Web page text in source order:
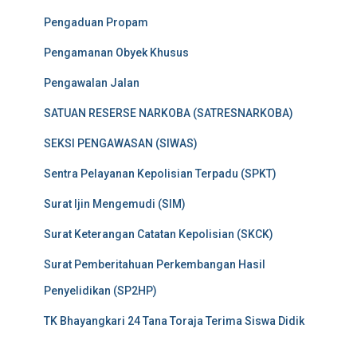
Pengaduan Propam
Pengamanan Obyek Khusus
Pengawalan Jalan
SATUAN RESERSE NARKOBA (SATRESNARKOBA)
SEKSI PENGAWASAN (SIWAS)
Sentra Pelayanan Kepolisian Terpadu (SPKT)
Surat Ijin Mengemudi (SIM)
Surat Keterangan Catatan Kepolisian (SKCK)
Surat Pemberitahuan Perkembangan Hasil
Penyelidikan (SP2HP)
TK Bhayangkari 24 Tana Toraja Terima Siswa Didik